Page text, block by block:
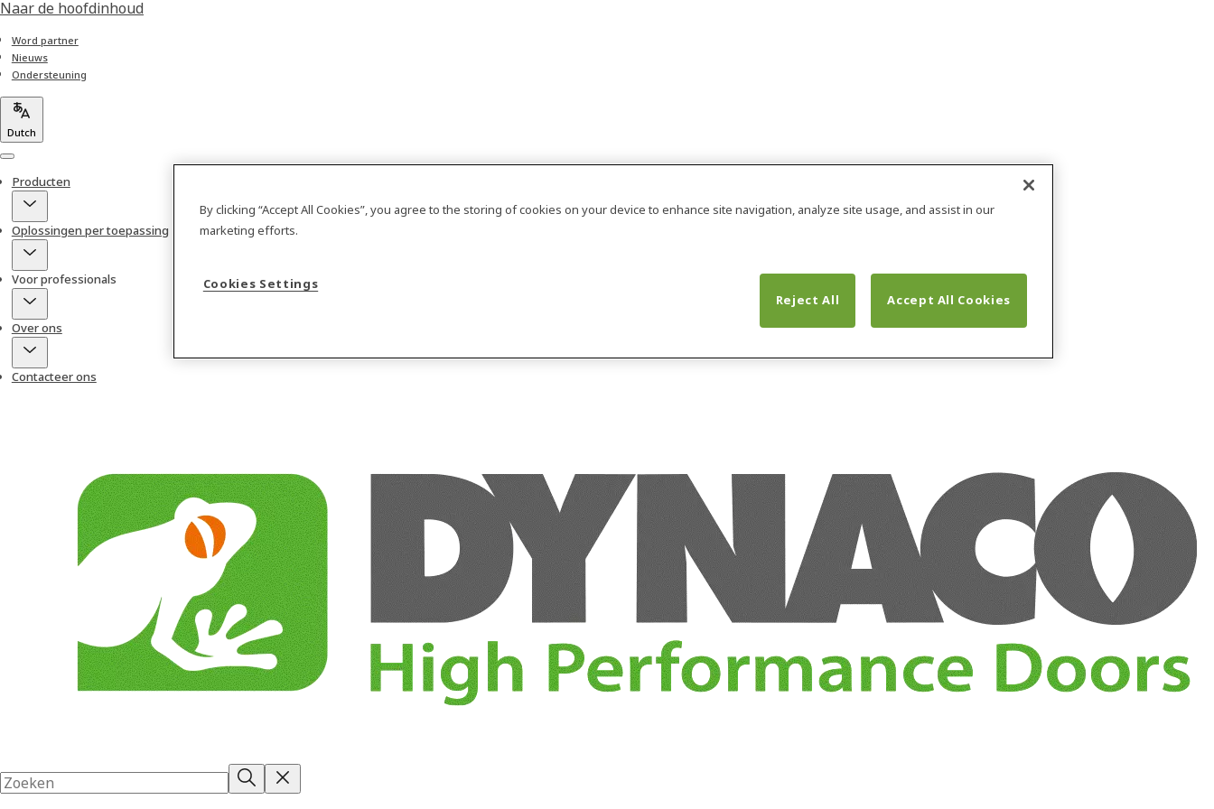
Naar de hoofdinhoud
Word partner
Nieuws
Ondersteuning
Dutch
Menu
Producten
Oplossingen per toepassing
Voor professionals
Over ons
Contacteer ons
By clicking “Accept All Cookies”, you agree to the storing of cookies on your device to enhance site navigation, analyze site usage, and assist in our
marketing efforts.
Cookies Settings
Reject All
Accept All Cookies